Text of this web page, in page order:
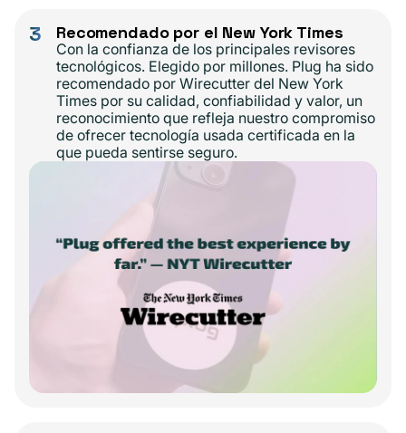
3 Recomendado por el New York Times
Con la confianza de los principales revisores
tecnológicos. Elegido por millones. Plug ha sido
recomendado por Wirecutter del New York
Times por su calidad, confiabilidad y valor, un
reconocimiento que refleja nuestro compromiso
de ofrecer tecnología usada certificada en la
que pueda sentirse seguro.